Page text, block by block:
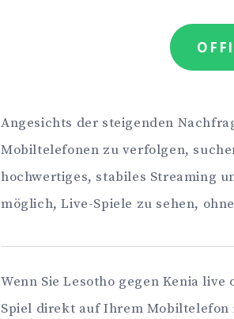
Angesichts der steigenden
Mobiltelefonen zu verfolgen,
hochwertiges, stabiles Streaming
möglich, Live-Spiele zu sehen,
Wenn Sie Lesotho gegen Kenia
Spiel direkt auf Ihrem Mobiltelefon